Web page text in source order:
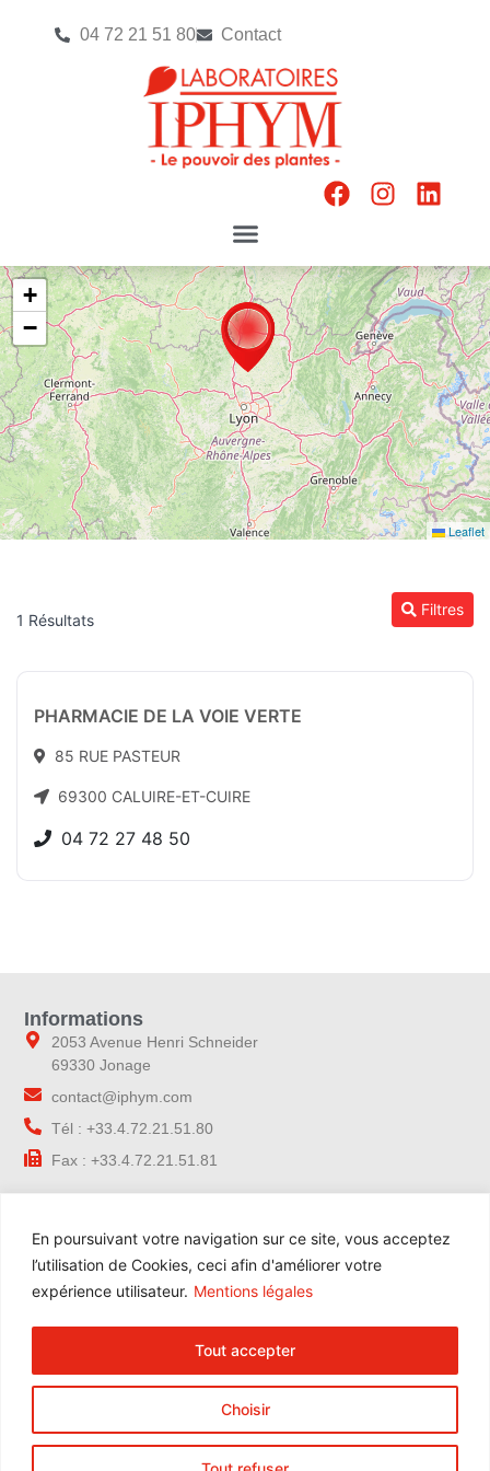
En poursuivant votre navigation sur ce site, vous acceptez
l’utilisation de Cookies, ceci afin d'améliorer votre
expérience utilisateur. Mentions légales
Choisir
Tout accepter
04 72 21 51 80 Contact
+
−
Leaflet
1 Résultats
Filtres
PHARMACIE DE LA VOIE VERTE
85 RUE PASTEUR
69300 CALUIRE-ET-CUIRE
04 72 27 48 50
Informations
2053 Avenue Henri Schneider
69330 Jonage
contact@iphym.com
Tél : +33.4.72.21.51.80
Fax : +33.4.72.21.51.81
Accueil
Notre entreprise
Contrôle qualité
Nos gammes
Contact